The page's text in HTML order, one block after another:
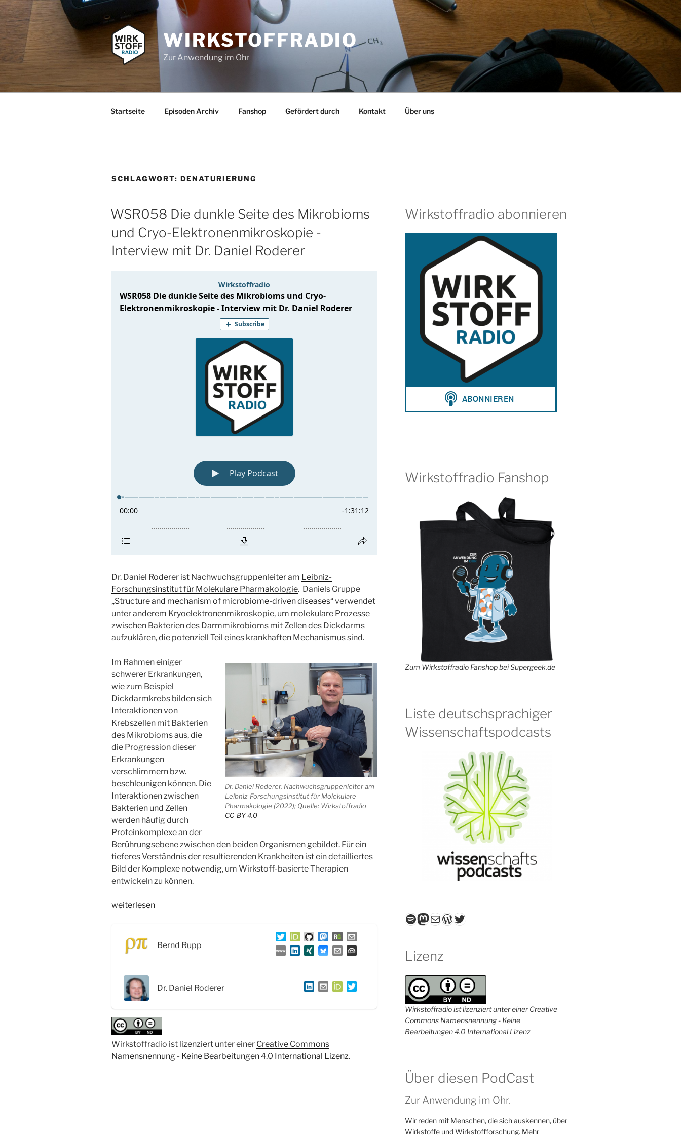
Zum
Inhalt
springen
WIRKSTOFFRADIO
Zur Anwendung im Ohr
Startseite Episoden Archiv Fanshop Gefördert durch Kontakt Über uns
SCHLAGWORT: DENATURIERUNG
WSR058 Die dunkle Seite des Mikrobioms
und Cryo-Elektronenmikroskopie -
Interview mit Dr. Daniel Roderer
Dr. Daniel Roderer ist Nachwuchsgruppenleiter am Leibniz-
Forschungsinstitut für Molekulare Pharmakologie. Daniels Gruppe
„Structure and mechanism of microbiome-driven diseases“verwendet
unter anderem Kryoelektronenmikroskopie, um molekulare Prozesse
zwischen Bakterien des Darmmikrobioms mit Zellen des Dickdarms
aufzuklären, die potenziell Teil eines krankhaften Mechanismus sind.
Dr. Daniel Roderer, Nachwuchsgruppenleiter am
Leibniz-Forschungsinstitut für Molekulare
Pharmakologie (2022); Quelle: Wirkstoffradio
CC-BY 4.0
Im Rahmen einiger
schwerer Erkrankungen,
wie zum Beispiel
Dickdarmkrebs bilden sich
Interaktionen von
Krebszellen mit Bakterien
des Mikrobioms aus, die
die Progression dieser
Erkrankungen
verschlimmern bzw.
beschleunigen können. Die
Interaktionen zwischen
Bakterien und Zellen
werden häufig durch
Proteinkomplexe an der
Berührungsebene zwischen den beiden Organismen gebildet. Für ein
tieferes Verständnis der resultierenden Krankheiten ist ein detailliertes
Bild der Komplexe notwendig, um Wirkstoff-basierte Therapien
entwickeln zu können.
„WSR058
Seite
und
Cryo-
Elektronenmikroskopie
Interview
mit
Dr.
Daniel
weiterlesen
Bernd Rupp
Dr. Daniel Roderer
Wirkstoffradio ist lizenziert unter einer Creative Commons
Namensnennung - Keine Bearbeitungen 4.0 International Lizenz.
Wirkstoffradio abonnieren
Wirkstoffradio Fanshop
Zum Wirkstoffradio Fanshop bei Supergeek.de
Liste deutschsprachiger
Wissenschaftspodcasts
Spotify
Mastodon
E-MailWordPress
Twitter
Lizenz
Wirkstoffradio ist lizenziert unter einer Creative
Commons Namensnennung - Keine
Bearbeitungen 4.0 International Lizenz
Über diesen PodCast
Zur Anwendung im Ohr.
Wir reden mit Menschen, die sich auskennen, über
Wirkstoffe und Wirkstoffforschung. Mehr